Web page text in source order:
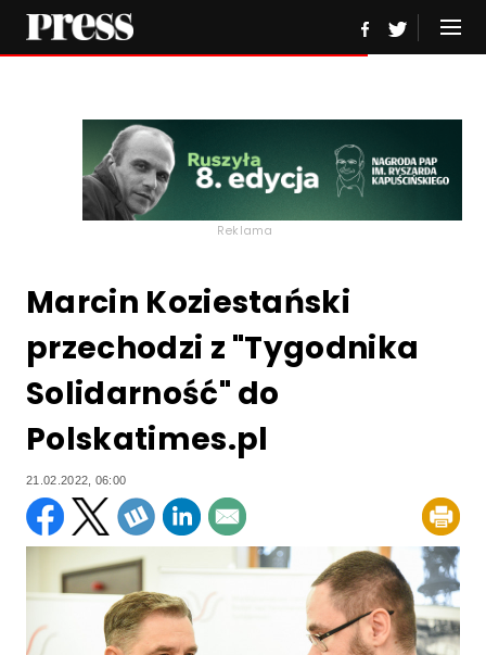
Reklama
Marcin Koziestański
przechodzi z "Tygodnika
Solidarność" do
Polskatimes.pl
21.02.2022, 06:00